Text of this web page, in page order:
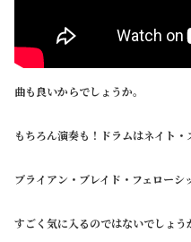
曲も良いからでしょうか。
もちろん演奏も！ドラムはネイト・
ブライアン・ブレイド・フェローシ
すごく気に入るのではないでしょう